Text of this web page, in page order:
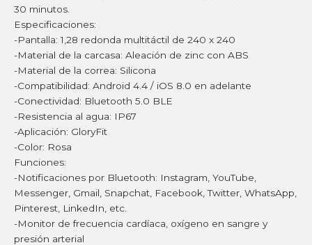
30 minutos.
Especificaciones:
-Pantalla: 1,28 redonda multitáctil de 240 x 240
-Material de la carcasa: Aleación de zinc con ABS
-Material de la correa: Silicona
-Compatibilidad: Android 4.4 / iOS 8.0 en adelante
-Conectividad: Bluetooth 5.0 BLE
-Resistencia al agua: IP67
-Aplicación: GloryFit
-Color: Rosa
Funciones:
-Notificaciones por Bluetooth: Instagram, YouTube,
Messenger, Gmail, Snapchat, Facebook, Twitter, WhatsApp,
Pinterest, LinkedIn, etc.
-Monitor de frecuencia cardíaca, oxígeno en sangre y
presión arterial